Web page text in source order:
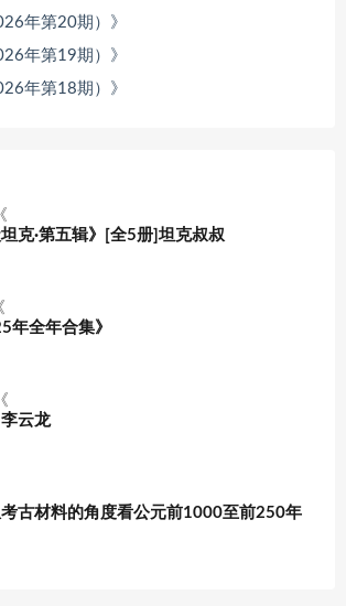
年第20期）》
年第19期）》
年第18期）》
坦克·第五辑》[全5册]坦克叔叔
年全年合集》
李云龙
考古材料的角度看公元前1000至前250年